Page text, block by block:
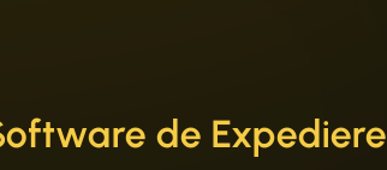
de Expediere